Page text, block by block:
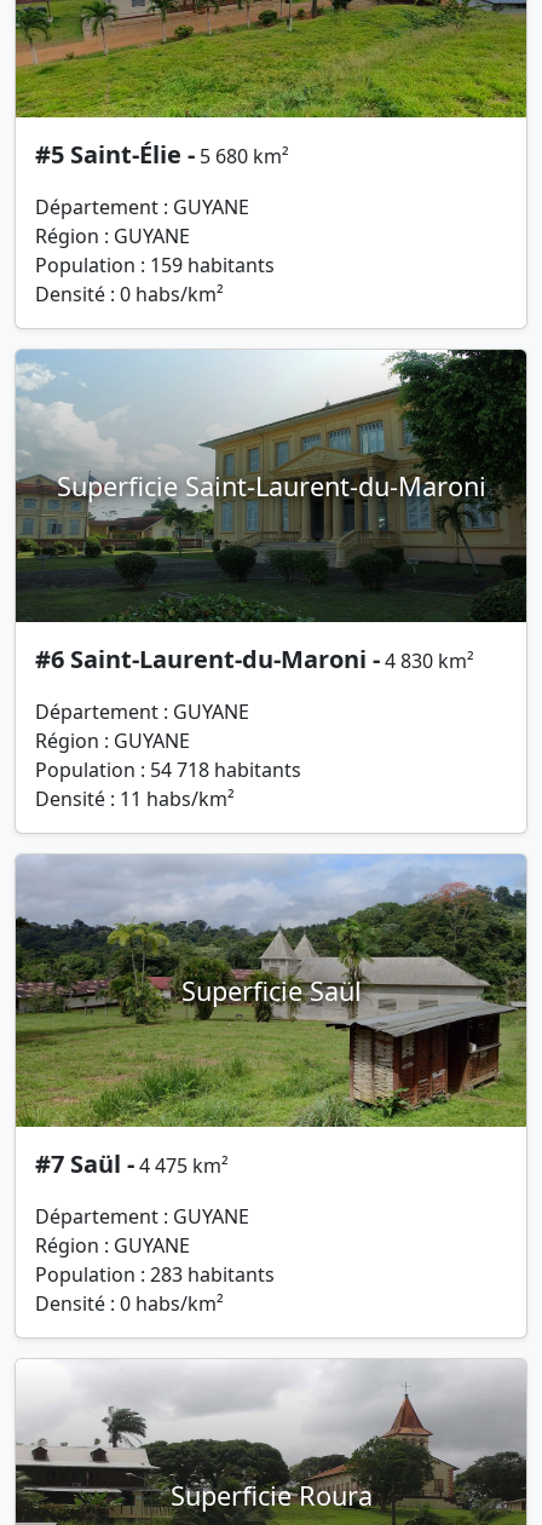
#5 Saint-Élie - 5 680 km²
Département : GUYANE
Région : GUYANE
Population : 159 habitants
Densité : 0 habs/km²
Superficie Saint-Laurent-du-Maroni
#6 Saint-Laurent-du-Maroni -4 830 km²
Département : GUYANE
Région : GUYANE
Population : 54 718 habitants
Densité : 11 habs/km²
Superficie Saül
#7 Saül -4 475 km²
Département : GUYANE
Région : GUYANE
Population : 283 habitants
Densité : 0 habs/km²
Superficie Roura